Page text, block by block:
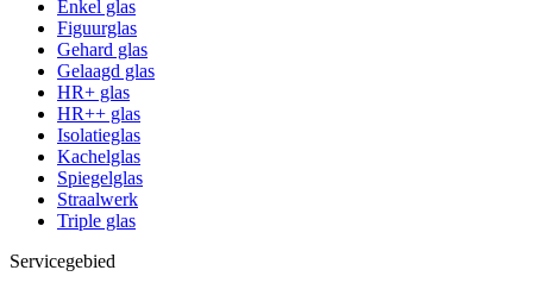
Enkel glas
Figuurglas
Gehard glas
Gelaagd glas
HR+ glas
HR++ glas
Isolatieglas
Kachelglas
Spiegelglas
Straalwerk
Triple glas
Servicegebied